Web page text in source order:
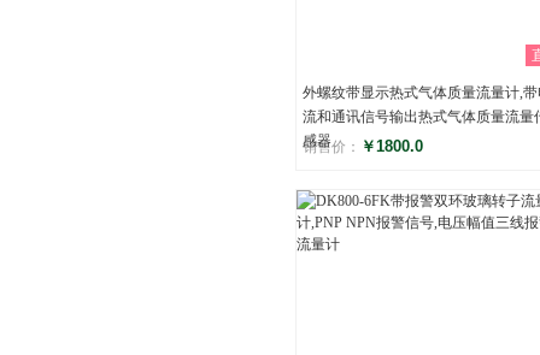
外螺纹带显示热式气体质量流量计,
流和通讯信号输出热式气体质量流量
感器
销售价： ￥1800.0
评分
()